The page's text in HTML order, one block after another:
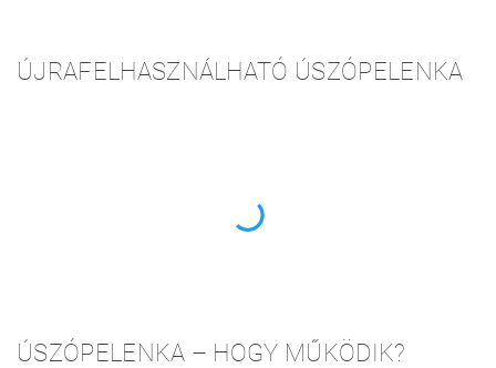
ÚJRAFELHASZNÁLHATÓ ÚSZÓPELENKA
ÚSZÓPELENKA – HOGY MŰKÖDIK?